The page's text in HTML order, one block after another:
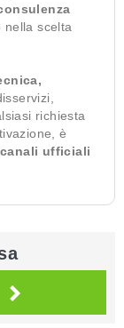
nella scelta
richiesta
è
ufficiali